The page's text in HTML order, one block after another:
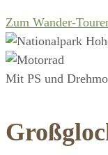
Zum Wander-
Mit PS und